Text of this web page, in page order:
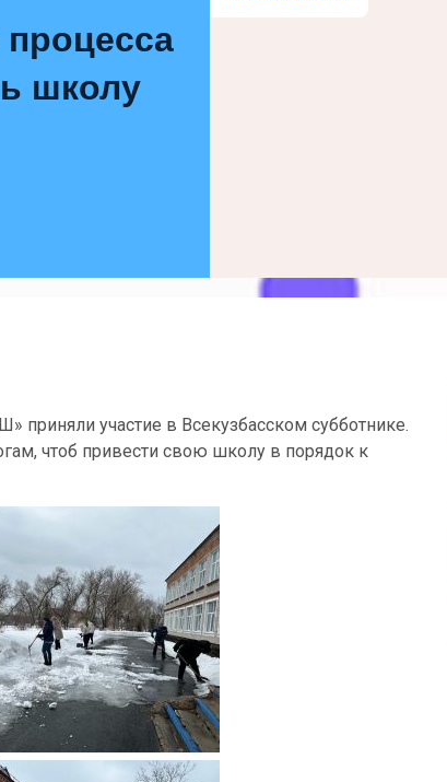
процесса
школу
приняли участие в Всекузбасском субботнике.
чтоб привести свою школу в порядок к